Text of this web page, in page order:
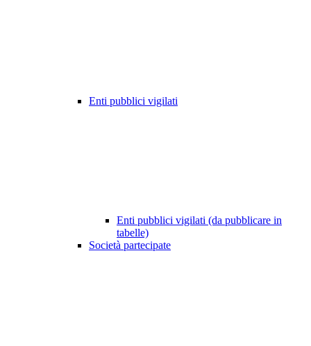
Enti pubblici vigilati
Enti pubblici vigilati (da pubblicare in
tabelle)
Società partecipate